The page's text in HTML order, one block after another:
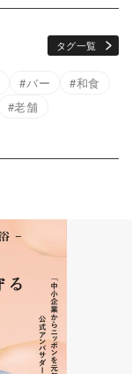
タグ一覧
バー
和食
老舗